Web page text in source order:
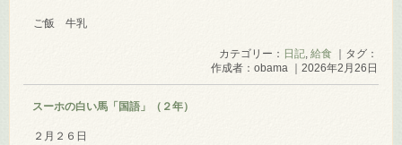
ご飯 牛乳
カテゴリー： 日記, 給食 ｜タグ：
作成者：obama ｜2026年2月26日
スーホの白い馬「国語」（２年）
２月２６日